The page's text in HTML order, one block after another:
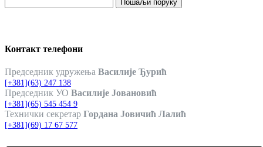
Пошаљи поруку
Контакт телефони
Председник удружења Василије Ђурић
[+381](63) 247 138
Председник УО Василије Јовановић
[+381](65) 545 454 9
Технички секретар Гордана Јовичић Лалић
[+381](69) 17 67 577